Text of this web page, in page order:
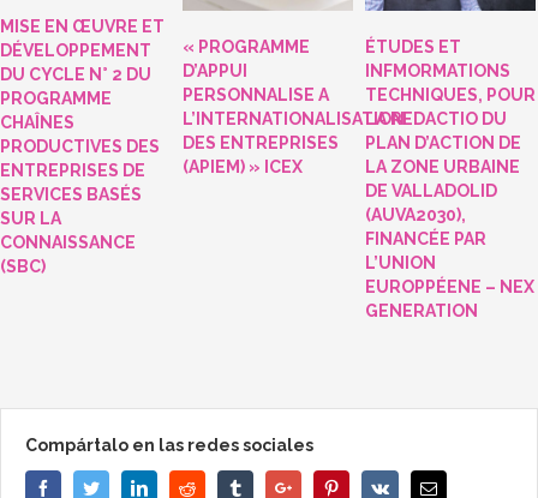
MISE EN ŒUVRE ET
DÉVELOPPEMENT
DU CYCLE N° 2 DU
PROGRAMME
CHAÎNES
PRODUCTIVES DES
ENTREPRISES DE
SERVICES BASÉS
SUR LA
CONNAISSANCE
(SBC)
« PROGRAMME
D’APPUI
PERSONNALISE A
L’INTERNATIONALISATION
DES ENTREPRISES
(APIEM) » ICEX
ÉTUDES ET
INFMORMATIONS
TECHNIQUES, POUR
LA REDACTIO DU
PLAN D’ACTION DE
LA ZONE URBAINE
DE VALLADOLID
(AUVA2030),
FINANCÉE PAR
L’UNION
EUROPPÉENE – NEX
GENERATION
Compártalo en las redes sociales
FacebookTwitterLinkedinReddit TumblrGoogle+ PinterestVk Email